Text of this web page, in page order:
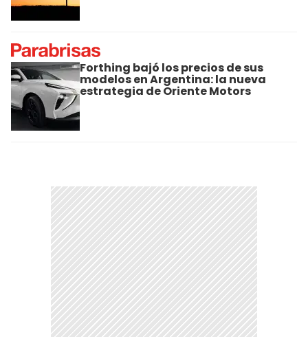
Forthing bajó los precios de sus
modelos en Argentina: la nueva
estrategia de Oriente Motors